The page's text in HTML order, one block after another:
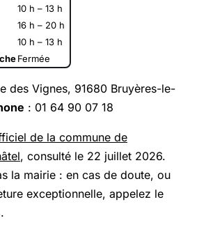
10 h – 13 h
16 h – 20 h
10 h – 13 h
Fermée
des Vignes, 91680 Bruyères-le-
: 01 64 90 07 18
de la commune de
, consulté le 22 juillet 2026.
la mairie : en cas de doute, ou
exceptionnelle, appelez le